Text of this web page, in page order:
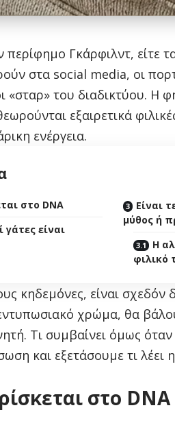
περίφημο Γκάρφιλντ, είτε
στα social media, οι
«σταρ» του διαδικτύου. Η
εξαιρετικά
ενέργεια.
στο DNA
γάτες είναι
Είναι
μύθος ή
Η
φιλικό
κηδεμόνες, είναι
χρώμα, θα
Τι συμβαίνει όμως
και εξετάσουμε τι λέει
στο DNA